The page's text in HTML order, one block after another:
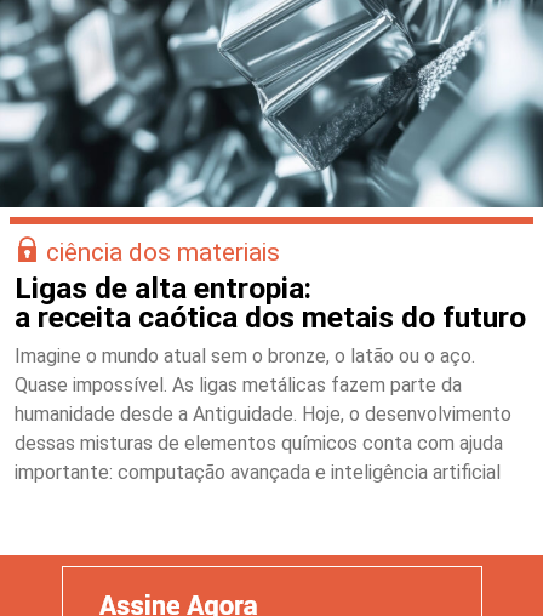
ciência dos materiais
Ligas de alta entropia:
a receita caótica dos metais do futuro
Imagine o mundo atual sem o bronze, o latão ou o aço.
Quase impossível. As ligas metálicas fazem parte da
humanidade desde a Antiguidade. Hoje, o desenvolvimento
dessas misturas de elementos químicos conta com ajuda
importante: computação avançada e inteligência artificial